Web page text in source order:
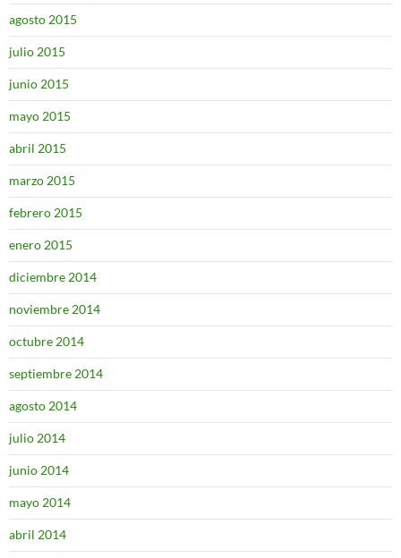
agosto 2015
julio 2015
junio 2015
mayo 2015
abril 2015
marzo 2015
febrero 2015
enero 2015
diciembre 2014
noviembre 2014
octubre 2014
septiembre 2014
agosto 2014
julio 2014
junio 2014
mayo 2014
abril 2014